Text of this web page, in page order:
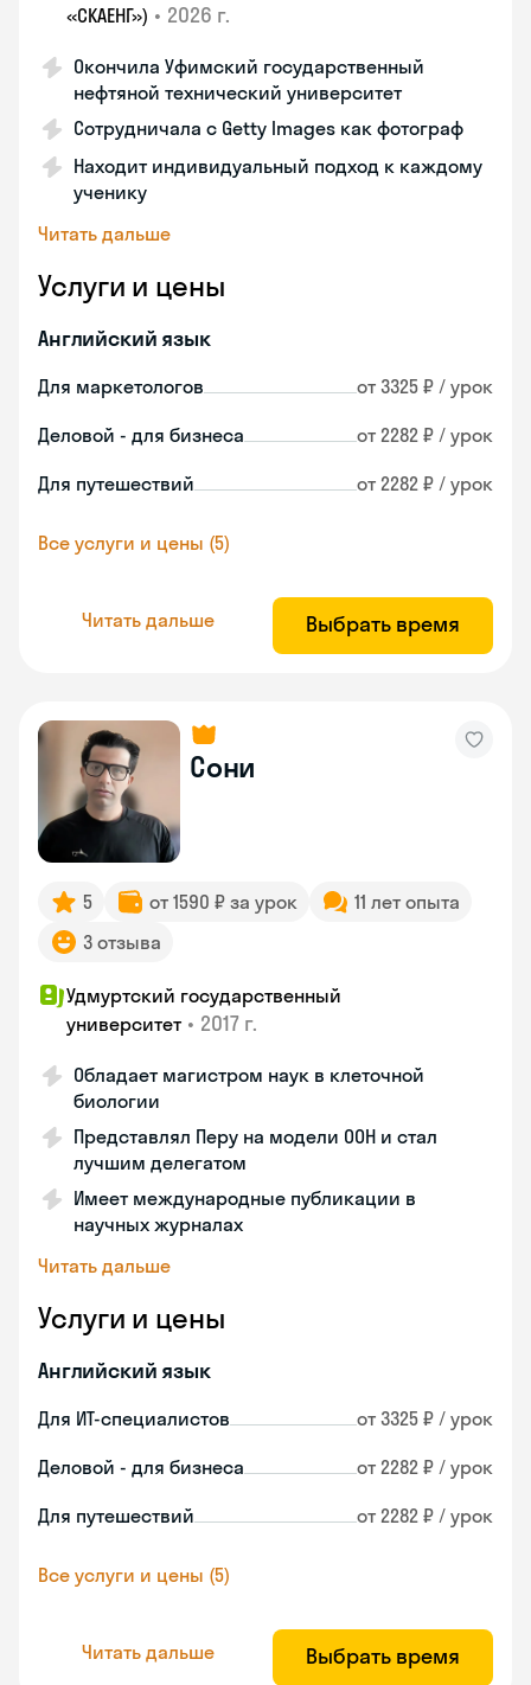
«СКАЕНГ») • 2026 г.
Окончила Уфимский государственный
нефтяной технический университет
Сотрудничала с Getty Images как фотограф
Находит индивидуальный подход к каждому
ученику
Читать дальше
Услуги и цены
Английский язык
Для маркетологов от 3325 ₽ / урок
Деловой - для бизнеса от 2282 ₽ / урок
Для путешествий от 2282 ₽ / урок
Все услуги и цены (5)
Читать дальше Выбрать время
Сони
5 от 1590 ₽ за урок
11 лет опыта
3 отзыва
Удмуртский государственный
университет • 2017 г.
Обладает магистром наук в клеточной
биологии
Представлял Перу на модели ООН и стал
лучшим делегатом
Имеет международные публикации в
научных журналах
Читать дальше
Услуги и цены
Английский язык
Для ИТ-специалистов от 3325 ₽ / урок
Деловой - для бизнеса от 2282 ₽ / урок
Для путешествий от 2282 ₽ / урок
Все услуги и цены (5)
Читать дальше Выбрать время